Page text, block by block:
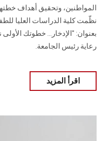
نظّمت كلية الدراسات العليا
بعنوان: "الإدخار... خطوتك
رعاية رئيس الجامعة.
اقرأ المزيد